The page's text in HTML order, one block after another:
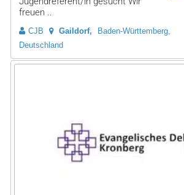
freuen ..
CJB Gaildorf
Baden-Württemberg,
Deutschland